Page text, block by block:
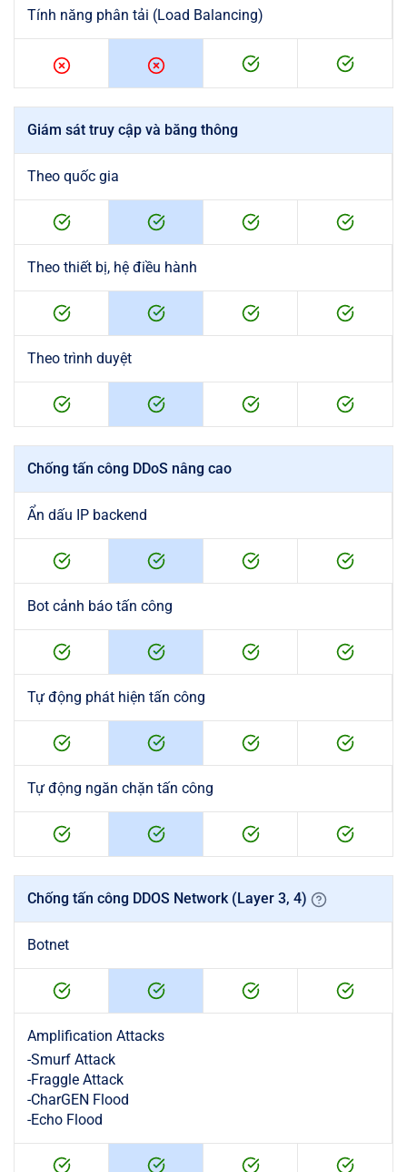
Tính năng phân tải (Load Balancing)
Giám sát truy cập và băng thông
Theo quốc gia
Theo thiết bị, hệ điều hành
Theo trình duyệt
Chống tấn công DDoS nâng cao
Ẩn dấu IP backend
Bot cảnh báo tấn công
Tự động phát hiện tấn công
Tự động ngăn chặn tấn công
Chống tấn công DDOS Network (Layer 3, 4)
Botnet
Amplification Attacks
-Smurf Attack
-Fraggle Attack
-CharGEN Flood
-Echo Flood